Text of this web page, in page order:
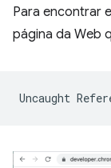
Para encontrar
página da Web
Uncaught